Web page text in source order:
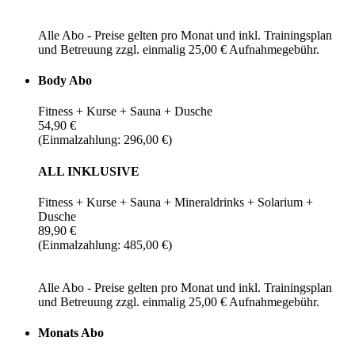
Alle Abo - Preise gelten pro Monat und inkl. Trainingsplan
und Betreuung zzgl. einmalig 25,00 € Aufnahmegebühr.
Body Abo
Fitness + Kurse + Sauna + Dusche
54,90 €
(Einmalzahlung: 296,00 €)
ALL INKLUSIVE
Fitness + Kurse + Sauna + Mineraldrinks + Solarium +
Dusche
89,90 €
(Einmalzahlung: 485,00 €)
Alle Abo - Preise gelten pro Monat und inkl. Trainingsplan
und Betreuung zzgl. einmalig 25,00 € Aufnahmegebühr.
Monats Abo